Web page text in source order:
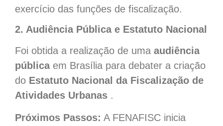
exercício das funções de fiscalização.
2. Audiência Pública e Estatuto Nacional
Foi obtida a realização de uma audiência
públicaem Brasília para debater a criação
do Estatuto Nacional da Fiscalização de
Atividades Urbanas .
Próximos Passos: A FENAFISC inicia